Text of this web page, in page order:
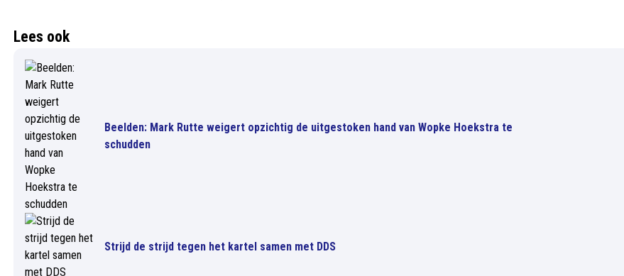
Lees ook
Beelden: Mark Rutte weigert opzichtig de uitgestoken hand van Wopke Hoekstra te
schudden
Strijd de strijd tegen het kartel samen met DDS